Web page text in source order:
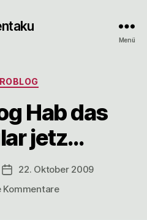
Menü
Kategorien
Hab das
jetz…
Veröffentlichungsdatum
22. Oktober 2009
Kommentarezu